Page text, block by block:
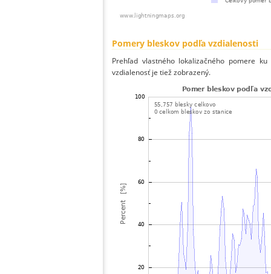
Pomery bleskov podľa vzdialenosti
Prehľad vlastného lokalizačného pomere
vzdialenosť je tiež zobrazený.